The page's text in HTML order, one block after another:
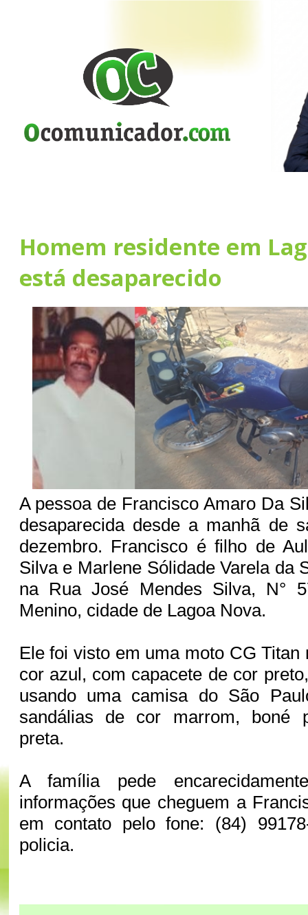
Homem residente em
está desaparecido
A pessoa de Francisco Amaro Da
desaparecida desde a manhã de
dezembro. Francisco é filho de
Silva e Marlene Sólidade Varela da
na Rua José Mendes Silva, N°
Menino, cidade de Lagoa Nova.
Ele foi visto em uma moto CG Titan
cor azul, com capacete de cor
usando uma camisa do São
sandálias de cor marrom, boné
preta.
A família pede
informações que cheguem a
em contato pelo fone: (84)
policia.